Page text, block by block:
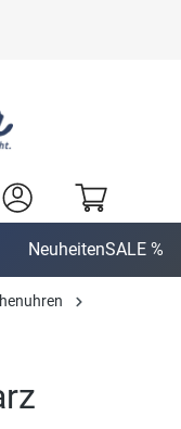
NeuheitenSALE %